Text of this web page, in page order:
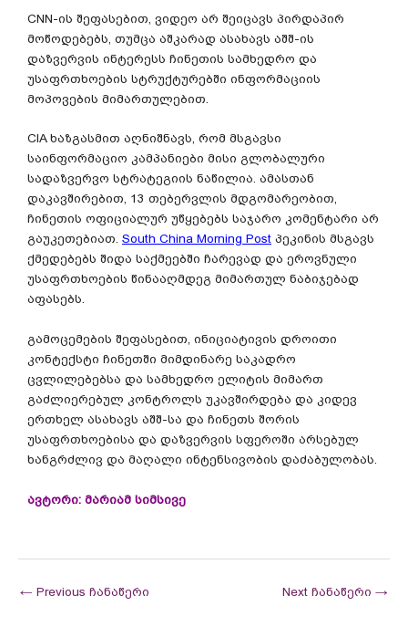
CNN-ის შეფასებით, ვიდეო არ შეიცავს პირდაპირ
მოწოდებებს, თუმცა აშკარად ასახავს აშშ-ის
დაზვერვის ინტერესს ჩინეთის სამხედრო და
უსაფრთხოების სტრუქტურებში ინფორმაციის
მოპოვების მიმართულებით.
CIA ხაზგასმით აღნიშნავს, რომ მსგავსი
საინფორმაციო კამპანიები მისი გლობალური
სადაზვერვო სტრატეგიის ნაწილია. ამასთან
დაკავშირებით, 13 თებერვლის მდგომარეობით,
ჩინეთის ოფიციალურ უწყებებს საჯარო კომენტარი არ
გაუკეთებიათ. South China Morning Post პეკინის მსგავს
ქმედებებს შიდა საქმეებში ჩარევად და ეროვნული
უსაფრთხოების წინააღმდეგ მიმართულ ნაბიჯებად
აფასებს.
გამოცემების შეფასებით, ინიციატივის დროითი
კონტექსტი ჩინეთში მიმდინარე საკადრო
ცვლილებებსა და სამხედრო ელიტის მიმართ
გაძლიერებულ კონტროლს უკავშირდება და კიდევ
ერთხელ ასახავს აშშ-სა და ჩინეთს შორის
უსაფრთხოებისა და დაზვერვის სფეროში არსებულ
ხანგრძლივ და მაღალი ინტენსივობის დაძაბულობას.
ავტორი: მარიამ სიმსივე
← Previous ჩანაწერი Next ჩანაწერი →